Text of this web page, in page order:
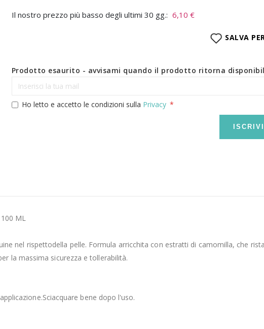
Il nostro prezzo più basso degli ultimi 30 gg.: 6,10 €
SALVA
Prodotto esaurito - avvisami quando il prodotto ritorna
Ho letto e accetto le condizioni sulla Privacy
100 ML
nel rispettodella pelle. Formula arricchita con estratti di camomilla, che
la massima sicurezza e tollerabilità.
bene dopo l'uso.